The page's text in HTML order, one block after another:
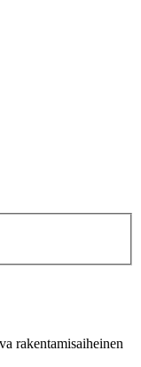
rakentamisaiheinen